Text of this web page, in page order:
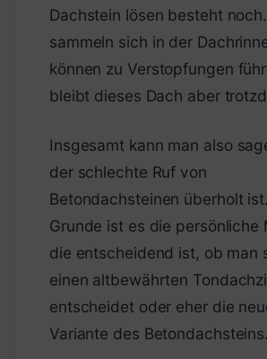
Dachstein lösen besteht
sammeln sich in der
können zu Verstopfungen
bleibt dieses Dach aber
Insgesamt kann man also
der schlechte Ruf von
Betondachsteinen überholt
Grunde ist es die persönliche
die entscheidend ist, ob man
einen altbewährten
entscheidet oder eher die
Variante des Betondachsteins.